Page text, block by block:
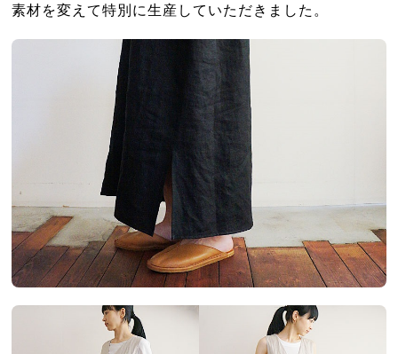
素材を変えて特別に生産していただきました。